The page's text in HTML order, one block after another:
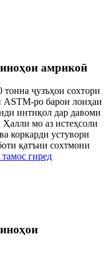
амрикоӣ
ҷузъҳои сохтори
ASTM-ро барои лоиҳаи
интиқол дар давоми
мо аз истеҳсоли
коркарди устувори
қатъии сохтмони
гиред